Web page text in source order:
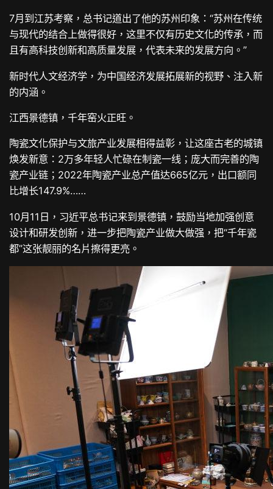
7月到江苏考察，总书记道出了他的苏州印象：“苏州在传统
与现代的结合上做得很好，这里不仅有历史文化的传承，而
且有高科技创新和高质量发展，代表未来的发展方向。”
新时代人文经济学，为中国经济发展拓展新的视野、注入新
的内涵。
江西景德镇，千年窑火正旺。
陶瓷文化保护与文旅产业发展相得益彰，让这座古老的城镇
焕发新意：2万多年轻人忙碌在制瓷一线；庞大而完善的陶
瓷产业链；2022年陶瓷产业总产值达665亿元，出口额同
比增长147.9%……
10月11日，习近平总书记来到景德镇，鼓励当地加强创意
设计和研发创新，进一步把陶瓷产业做大做强，把“千年瓷
都”这张靓丽的名片擦得更亮。